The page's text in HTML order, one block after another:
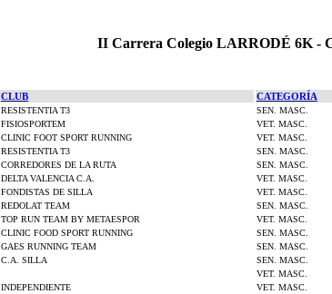
II Carrera Colegio LARRODÉ 6K -
CLUB CATEGORÍA
RESISTENTIA T3 SEN. MASC.
FISIOSPORTEM VET. MASC.
CLINIC FOOT SPORT RUNNING VET. MASC.
RESISTENTIA T3 SEN. MASC.
CORREDORES DE LA RUTA SEN. MASC.
DELTA VALENCIA C.A. VET. MASC.
FONDISTAS DE SILLA VET. MASC.
REDOLAT TEAM SEN. MASC.
TOP RUN TEAM BY METAESPOR VET. MASC.
CLINIC FOOD SPORT RUNNING SEN. MASC.
GAES RUNNING TEAM SEN. MASC.
C.A. SILLA SEN. MASC.
VET. MASC.
INDEPENDIENTE VET. MASC.